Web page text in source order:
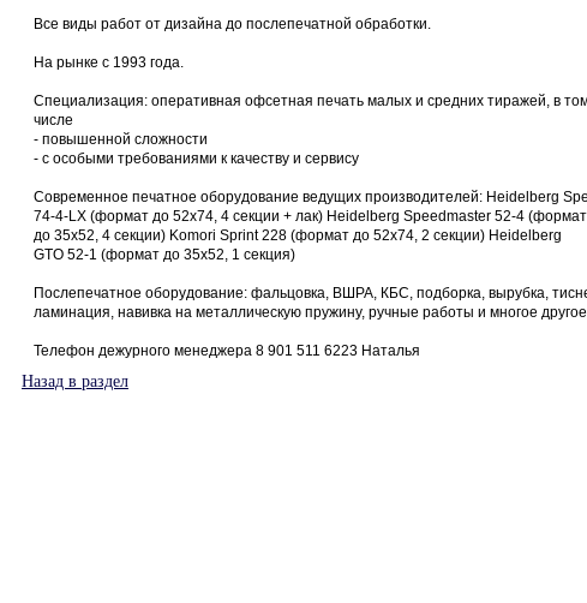
Все виды работ от дизайна до послепечатной обработки.
На рынке с 1993 года.
Специализация: оперативная офсетная печать малых и средних тиражей, в
числе
- повышенной сложности
- c особыми требованиями к качеству и сервису
Современное печатное оборудование ведущих производителей: Heidelberg
74-4-LX (формат до 52x74, 4 секции + лак) Heidelberg Speedmaster 52-4 (формат
до 35х52, 4 секции) Komori Sprint 228 (формат до 52х74, 2 секции) Heidelberg
GTO 52-1 (формат до 35х52, 1 секция)
Послепечатное оборудование: фальцовка, ВШРА, КБС, подборка, вырубка,
ламинация, навивка на металлическую пружину, ручные работы и многое
Телефон дежурного менеджера 8 901 511 6223 Наталья
Назад в раздел